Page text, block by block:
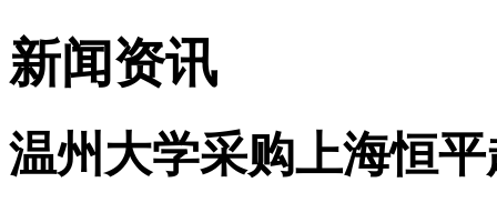
新闻资讯
温州大学采购上海恒